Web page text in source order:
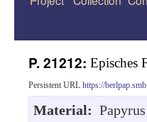
P. 21212: Episches
Persistent URL https://
Material: Papyrus